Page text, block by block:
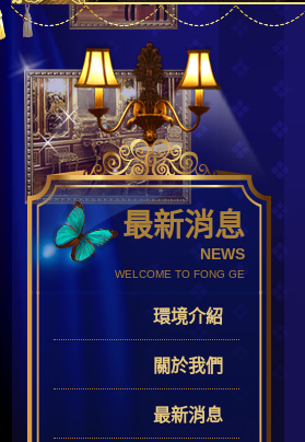
最新消息
NEWS
WELCOME TO FONG GE
環境介紹
關於我們
最新消息